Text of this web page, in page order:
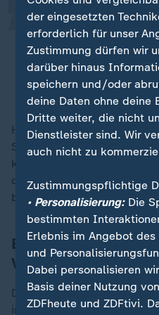
Eine
gegenwärtigen
nicht zu
Detlef Neuß, "Pro Bahn"
Hinzu komme, dass im
Strecke und Auslastung
keine Fixpreise", sagte
der Verzicht auf eine
bleibt offen."
Bahn erhöhte
Vergangenheit
Die Bahn steht wegen
immer wieder in der Kritik.
der eingesetzten
erforderlich für unser
Zustimmung dürfen wir
darüber hinaus
speichern und/oder
deine Daten ohne deine
Dritte weiter, die nicht
Dienstleister sind. Wir
auch nicht zu
Zustimmungspflichtige
• Personalisierung:Die
bestimmten
Erlebnis im Angebot des
und
Dabei personalisieren
Basis deiner Nutzung
ZDFheute und ZDFtivi.